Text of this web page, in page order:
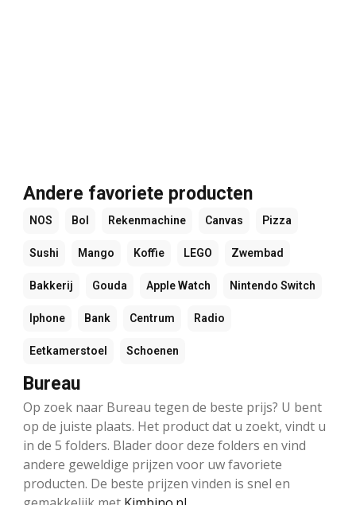
Andere favoriete producten
NOS Bol Rekenmachine Canvas Pizza
Sushi Mango Koffie LEGO Zwembad
Bakkerij Gouda Apple Watch Nintendo Switch
Iphone Bank Centrum Radio
Eetkamerstoel Schoenen
Bureau
Op zoek naar Bureau tegen de beste prijs? U bent
op de juiste plaats. Het product dat u zoekt, vindt u
in de 5 folders. Blader door deze folders en vind
andere geweldige prijzen voor uw favoriete
producten. De beste prijzen vinden is snel en